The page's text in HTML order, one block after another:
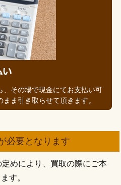
、その場で現金にてお支払い可
ま引き取らせて頂きます。
必要となります
めにより、買取の際にご本
す。